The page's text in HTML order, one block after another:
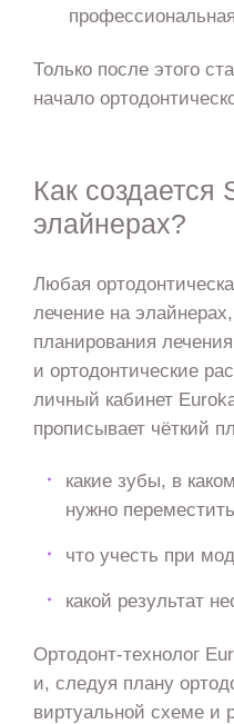
Только после этого
начало
Как создается
элайнерах?
Любая
лечение на
планирования
и ортодонтические
личный кабинет
прописывает чёткий
какие зубы, в
нужно
что учесть при
какой результат
Ортодонт-технолог
и, следуя плану
виртуальной схеме и